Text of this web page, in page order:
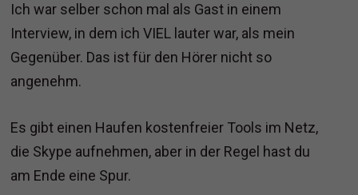
Ich war selber schon mal als Gast in einem
Interview, in dem ich VIEL lauter war, als mein
Gegenüber. Das ist für den Hörer nicht so
angenehm.
Es gibt einen Haufen kostenfreier Tools im Netz,
die Skype aufnehmen, aber in der Regel hast du
am Ende eine Spur.